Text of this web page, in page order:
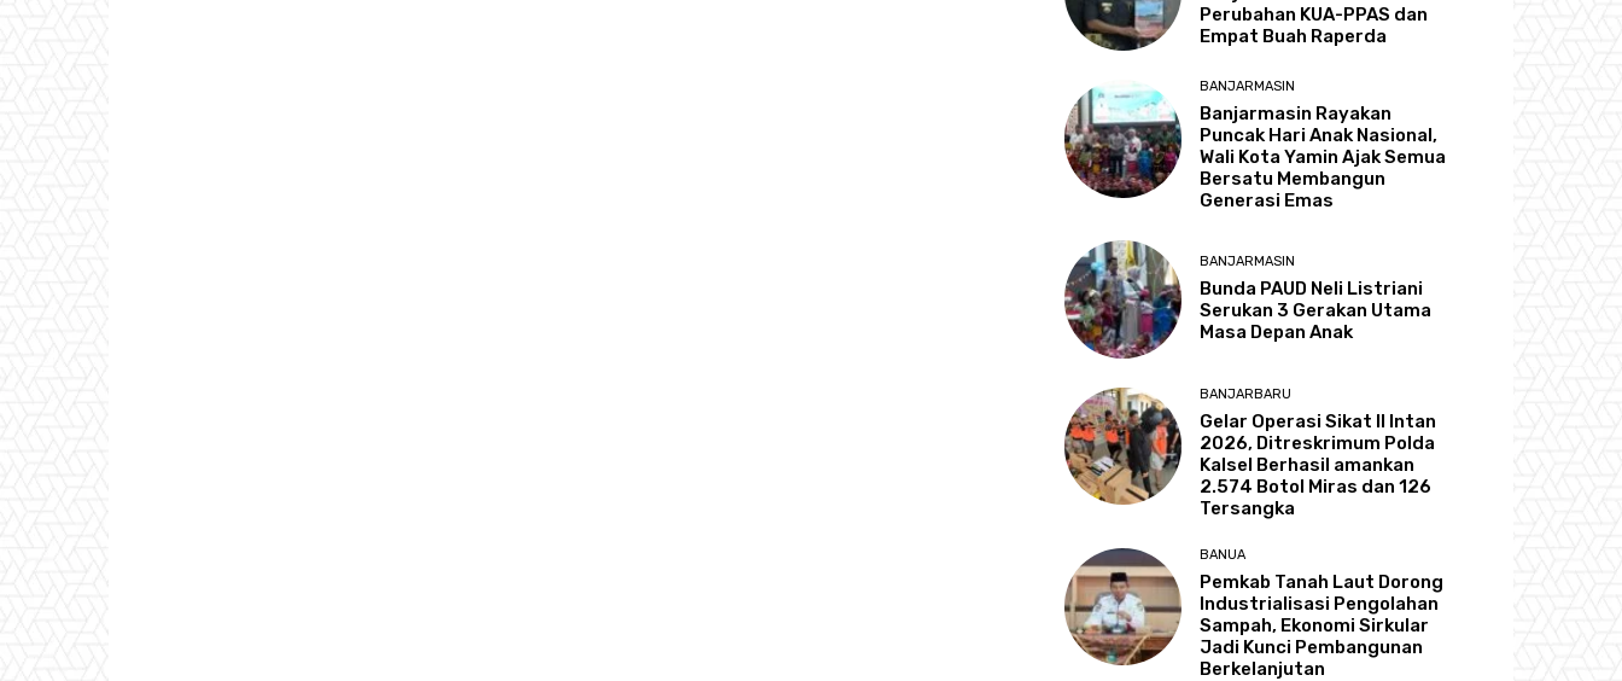
Perubahan KUA-PPAS dan
Empat Buah Raperda
BANJARMASIN
Banjarmasin Rayakan
Puncak Hari Anak Nasional,
Wali Kota Yamin Ajak Semua
Bersatu Membangun
Generasi Emas
BANJARMASIN
Bunda PAUD Neli Listriani
Serukan 3 Gerakan Utama
Masa Depan Anak
BANJARBARU
Gelar Operasi Sikat II Intan
2026, Ditreskrimum Polda
Kalsel Berhasil amankan
2.574 Botol Miras dan 126
Tersangka
BANUA
Pemkab Tanah Laut Dorong
Industrialisasi Pengolahan
Sampah, Ekonomi Sirkular
Jadi Kunci Pembangunan
Berkelanjutan